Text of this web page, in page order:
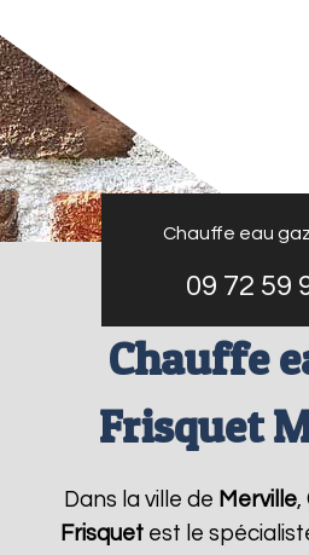
Chauffe eau
09 72 59
Chauffe
Frisquet
Dans la ville de Merville,
Frisquet est le